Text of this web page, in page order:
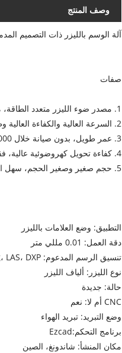
وصف المنتج
آلة الوسم بالليزر ذات التصميم المدمج الصغير 50 ​​وات لصناعة
صفات
1. مصدر ضوء الليزر متعدد الطاقة، متاح للعديد من الصناعات
2. السرعة العالية والكفاءة العالية وطاقة الإخراج المستقرة والموثوقية العالية
3. عمر طويل، بدون صيانة خلال 100000 ساعة، يتم تشغيله خلال 24 ساعة وظروف عمل قاسية
4. كفاءة تحويل كهروضوئية عالية، فقدان اقتران منخفض للطاقة، استهلاك أقل للطاقة بـ 0.5 KW/H فقط
5. حجم صغير وصغير الحجم، سهل الحمل، يوفر مساحة الإنتاج
التطبيق: وضع العلامات بالليزر
دقة العمل: 0.01 مللي متر
تنسيق الرسم المدعوم: AI، PLT، DXF، BMP، Dst، Dwg، LAS، DXP
نوع الليزر: ألياف الليزر
حالة: جديدة
CNC أم لا: نعم
وضع التبريد: تبريد الهواء
برنامج التحكم:Ezcad
مكان المنشأ: شاندونغ، الصين